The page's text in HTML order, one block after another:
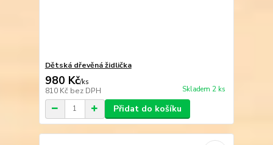
Dětská dřevěná židlička
980 Kč/ks
810 Kč bez DPH Skladem 2 ks
Přidat do košíku